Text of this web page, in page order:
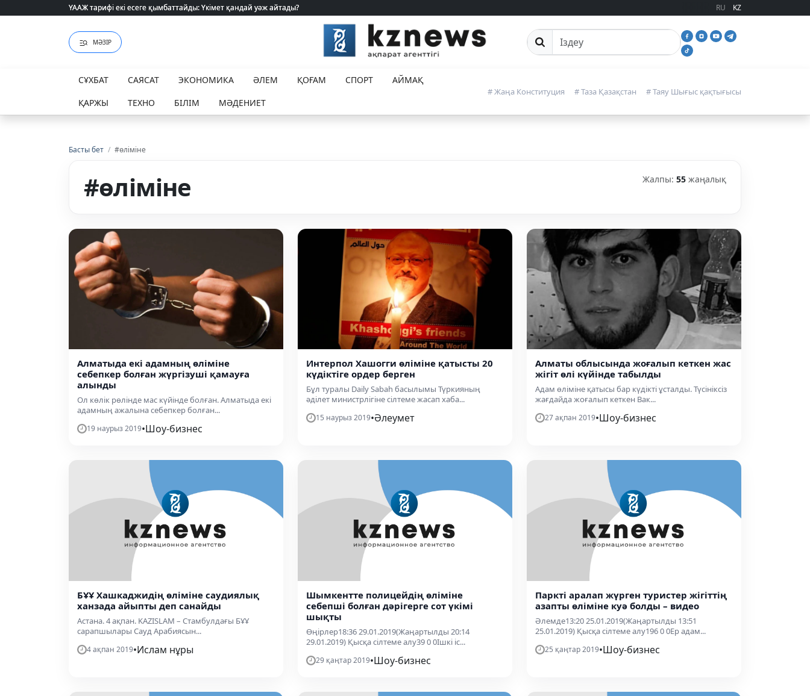
ҮААЖ тарифі екі есеге қымбаттайды: Үкімет қандай уәж айтады?
ҮААЖ тарифі екі есеге қымбаттайды: Үкімет қандай уәж айтады? RU KZ
МӘЗІР Сайттан іздеу
СҰХБАТ САЯСАТ ЭКОНОМИКА ӘЛЕМ ҚОҒАМ СПОРТ
АЙМАҚ
ҚАРЖЫ
ТЕХНО БІЛІМ МӘДЕНИЕТ
# Жаңа Конституция # Таза Қазақстан # Таяу Шығыс қақтығысы
Басты бет / #өліміне
#өліміне Жалпы: 55 жаңалық
Алматыда екі адамның өліміне
себепкер болған жүргізуші қамауға
алынды
Ол көлік рөлінде мас күйінде болған. Алматыда екі
адамның ажалына себепкер болған...
19 наурыз 2019•Шоу-бизнес
Интерпол Хашогги өліміне қатысты 20
күдіктіге ордер берген
Бұл туралы Daily Sabah басылымы Түркияның
әділет министрлігіне сілтеме жасап хаба...
15 наурыз 2019•Әлеумет
Алматы облысында жоғалып кеткен жас
жігіт өлі күйінде табылды
Адам өліміне қатысы бар күдікті ұсталды. Түсініксіз
жағдайда жоғалып кеткен Вак...
27 ақпан 2019•Шоу-бизнес
БҰҰ Хашкаджидің өліміне саудиялық
ханзада айыпты деп санайды
Астана. 4 ақпан. KAZISLAM – Стамбулдағы БҰҰ
сарапшылары Сауд Арабиясын...
4 ақпан 2019•Ислам нұры
Шымкентте полицейдің өліміне
себепші болған дәрігерге сот үкімі
шықты
Өңірлер18:36 29.01.2019(Жаңартылды 20:14
29.01.2019) Қысқа сілтеме алу39 0 0Ішкі іс...
29 қаңтар 2019•Шоу-бизнес
Паркті аралап жүрген туристер жігіттің
азапты өліміне куә болды – видео
Әлемде13:20 25.01.2019(Жаңартылды 13:51
25.01.2019) Қысқа сілтеме алу196 0 0Ер адам...
25 қаңтар 2019•Шоу-бизнес